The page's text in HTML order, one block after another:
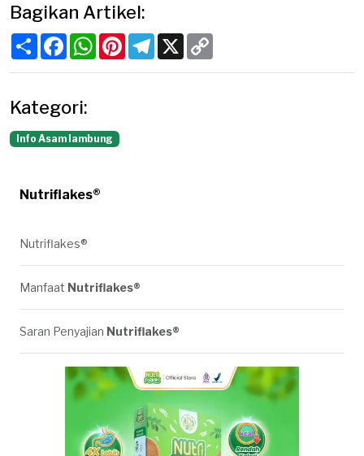
Bagikan Artikel:
ShareFacebookWhatsApp
PinterestTelegram
X
Kategori:
Info Asam lambung
Nutriflakes®
Nutriflakes®
Manfaat Nutriflakes®
Saran Penyajian Nutriflakes®